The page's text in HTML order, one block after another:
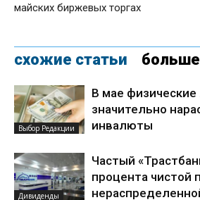
майских биржевых торгах
схожие статьи больше
Выбор Редакции
В мае физические
значительно
инвалюты
Дивиденды
Частый
процента чистой